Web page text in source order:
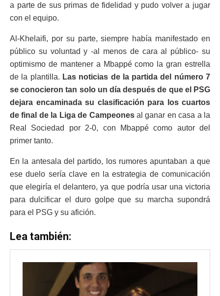
a parte de sus primas de fidelidad y pudo volver a jugar
con el equipo.
Al-Khelaifi, por su parte, siempre había manifestado en
público su voluntad y -al menos de cara al público- su
optimismo de mantener a Mbappé como la gran estrella
de la plantilla. Las noticias de la partida del número 7
se conocieron tan solo un día después de que el PSG
dejara encaminada su clasificación para los cuartos
de final de la Liga de Campeonesal ganar en casa a la
Real Sociedad por 2-0, con Mbappé como autor del
primer tanto.
En la antesala del partido, los rumores apuntaban a que
ese duelo sería clave en la estrategia de comunicación
que elegiría el delantero, ya que podría usar una victoria
para dulcificar el duro golpe que su marcha supondrá
para el PSG y su afición.
Lea también: